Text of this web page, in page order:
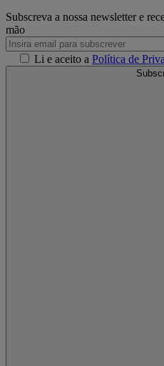
Subscreva a nossa newsletter e
mão
Li e aceito a Política de